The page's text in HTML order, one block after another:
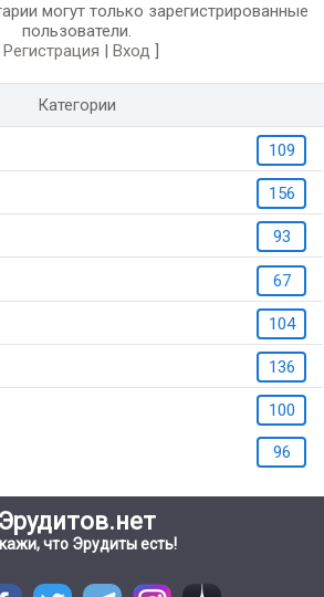
могут только зарегистрированные
пользователи.
Регистрация | Вход ]
Категории
109
156
93
67
104
136
100
96
Эрудитов.нет
что Эрудиты есть!